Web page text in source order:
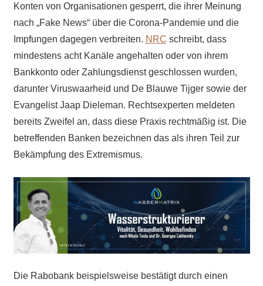
Konten von Organisationen gesperrt, die ihrer Meinung
nach „Fake News“ über die Corona-Pandemie und die
Impfungen dagegen verbreiten. NRC schreibt, dass
mindestens acht Kanäle angehalten oder von ihrem
Bankkonto oder Zahlungsdienst geschlossen wurden,
darunter Viruswaarheid und De Blauwe Tijger sowie der
Evangelist Jaap Dieleman. Rechtsexperten meldeten
bereits Zweifel an, dass diese Praxis rechtmäßig ist. Die
betreffenden Banken bezeichnen das als ihren Teil zur
Bekämpfung des Extremismus.
Die Rabobankbeispielsweise bestätigtdurch einen